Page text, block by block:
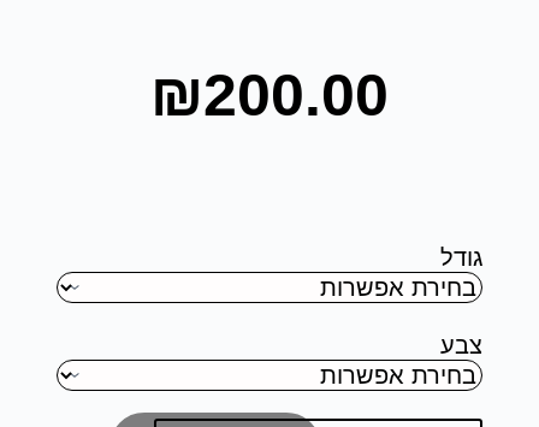
₪200.00
גודל
צבע